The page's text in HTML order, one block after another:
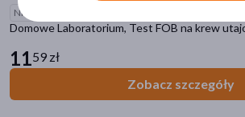
Niedostępne online
Domowe Laboratorium, Test FOB na krew
1159 zł
Zobacz szczegóły
nogi(182)
szyja(128)